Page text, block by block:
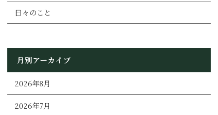
日々のこと
月別アーカイブ
2026年8月
2026年7月